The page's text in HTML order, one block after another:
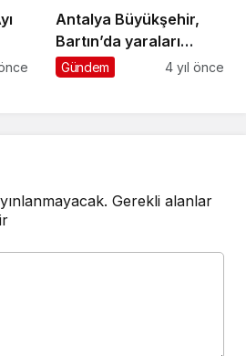
Antalya Büyükşehir,
Bartın’da yaraları
sarmaya çalışıyor
Gündem 4 yıl önce
Gerekli alanlar